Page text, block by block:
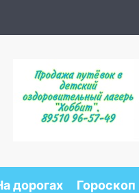
дорогах Гороскоп